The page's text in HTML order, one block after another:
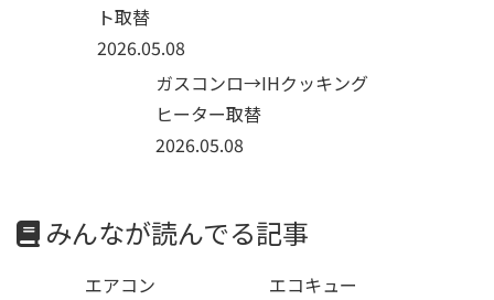
ト取替
2026.05.08
ガスコンロ→IHクッキング
ヒーター取替
2026.05.08
みんなが読んでる記事
エアコン
エコキュー